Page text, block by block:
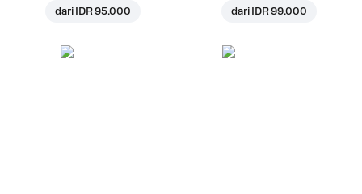
dari IDR 95.000 dari IDR 99.000